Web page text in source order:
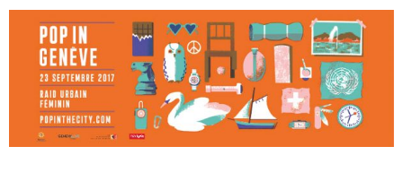
« Damn Them All » - Un duo de Choc !
« Love is a Boxing Ring (Tomes 1 & 2) » – Un Passé Trouble !
« WOLF-MAN / Integrale Tomes 1 et 2 » - Cruelle Vengeance !